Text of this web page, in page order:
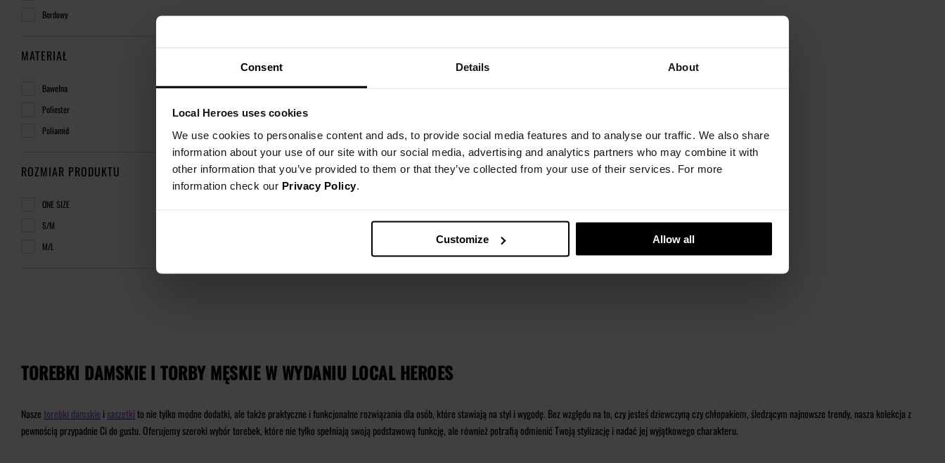
Consent Details About
Local Heroes uses cookies
We use cookies to personalise content and ads, to provide social media features and to analyse our traffic. We also share
information about your use of our site with our social media, advertising and analytics partners who may combine it with
other information that you’ve provided to them or that they’ve collected from your use of their services. For more
information check our Privacy Policy.
Customize Allow all
Bordowy
MATERIAŁ
Bawełna
Poliester
Poliamid
ROZMIAR PRODUKTU
ONE SIZE
S/M
M/L
TOREBKI DAMSKIE I TORBY MĘSKIE W WYDANIU LOCAL HEROES
Naszetorebki damskie i saszetkito nie tylko modne dodatki, ale także praktyczne i funkcjonalne rozwiązania dla osób, które stawiają na styl i wygodę. Bez względu na to, czy jesteś dziewczyną czy chłopakiem, śledzącym najnowsze trendy, nasza kolekcja z
pewnością przypadnie Ci do gustu. Oferujemy szeroki wybór torebek, które nie tylko spełniają swoją podstawową funkcję, ale również potrafią odmienić Twoją stylizację i nadać jej wyjątkowego charakteru.